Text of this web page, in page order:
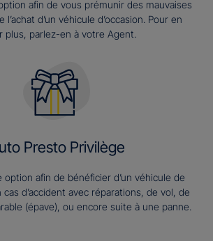
afin de vous prémunir des mauvaises
d’un véhicule d’occasion. Pour en
plus, parlez-en à votre Agent.
Presto Privilège
afin de bénéficier d’un véhicule de
d’accident avec réparations, de vol, de
(épave), ou encore suite à une panne.